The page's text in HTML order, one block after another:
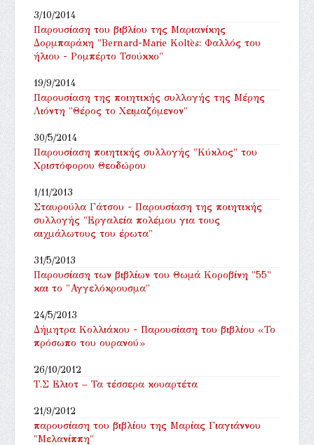
3/10/2014
Παρουσίαση του βιβλίου της Μαριανίκης
Δορμπαράκη "Bernard-Marie Koltès: Φαλλός του
ήλιου - Ρομπέρτο Τσούκκο"
19/9/2014
Παρουσίαση της ποιητικής συλλογής της Μέρης
Λιόντη "Θέρος το Χειμαζόμενον"
30/5/2014
Παρουσίαση ποιητικής συλλογής "Κύκλος" του
Χριστόφορου Θεοδώρου
1/11/2013
Σταυρούλα Γάτσου - Παρουσίαση της ποιητικής
συλλογής "Εργαλεία πολέμου για τους
αιχμάλωτους του έρωτα"
31/5/2013
Παρουσίαση των βιβλίων του Θωμά Κοροβίνη "55"
και το "Αγγελόκρουσμα"
24/5/2013
Δήμητρα Κολλιάκου - Παρουσίαση του βιβλίου «Το
πρόσωπο του ουρανού»
26/10/2012
Τ.Σ Ελιοτ – Τα τέσσερα κουαρτέτα
21/9/2012
παρουσίαση του βιβλίου της Μαρίας Γιαγιάννου
"Μελανίππη"